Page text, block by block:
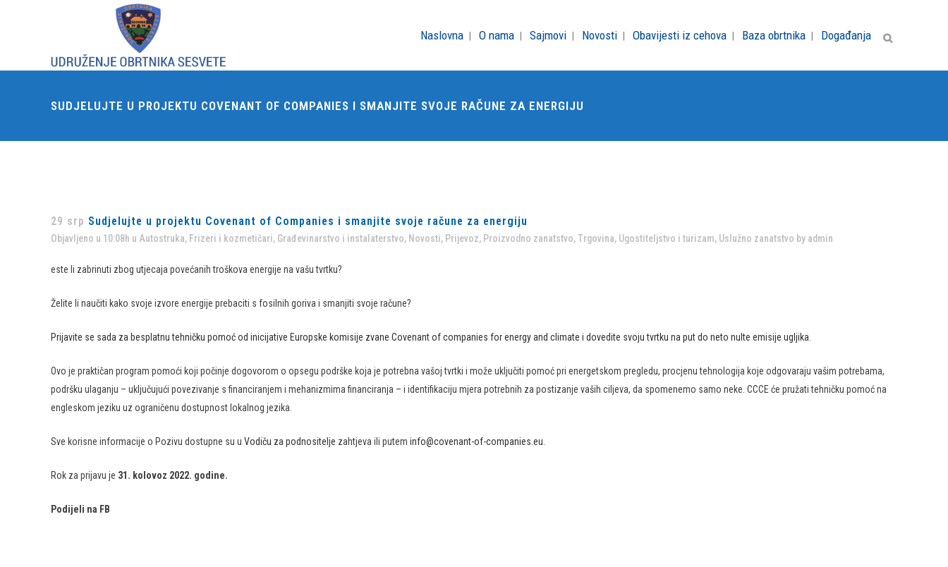
Naslovna O nama Sajmovi Novosti Obavijesti iz cehova Baza obrtnika Događanja
SUDJELUJTE U PROJEKTU COVENANT OF COMPANIES I SMANJITE SVOJE RAČUNE ZA ENERGIJU
29 srp Sudjelujte u projektu Covenant of Companies i smanjite svoje račune za energiju
Objavljeno u 10:08h u Autostruka, Frizeri i kozmetičari, Građevinarstvo i instalaterstvo, Novosti, Prijevoz, Proizvodno zanatstvo,Trgovina, Ugostiteljstvo i turizam, Uslužno zanatstvo by admin
este li zabrinuti zbog utjecaja povećanih troškova energije na vašu tvrtku?
Želite li naučiti kako svoje izvore energije prebaciti s fosilnih goriva i smanjiti svoje račune?
Prijavite se sada za besplatnu tehničku pomoć od inicijative Europske komisije zvane Covenant of companies for energy and climate i dovedite svoju tvrtku na put do neto nulte emisije ugljika.
Ovo je praktičan program pomoći koji počinje dogovorom o opsegu podrške koja je potrebna vašoj tvrtki i može uključiti pomoć pri energetskom pregledu, procjenu tehnologija koje odgovaraju vašim potrebama,
podršku ulaganju – uključujući povezivanje s financiranjem i mehanizmima financiranja – i identifikaciju mjera potrebnih za postizanje vaših ciljeva, da spomenemo samo neke. CCCE će pružati tehničku pomoć na
engleskom jeziku uz ograničenu dostupnost lokalnog jezika.
Sve korisne informacije o Pozivu dostupne su u Vodiču za podnositelje zahtjeva ili putem info@covenant-of-companies.eu
Rok za prijavu je 31. kolovoz 2022. godine.
Podijeli na FB